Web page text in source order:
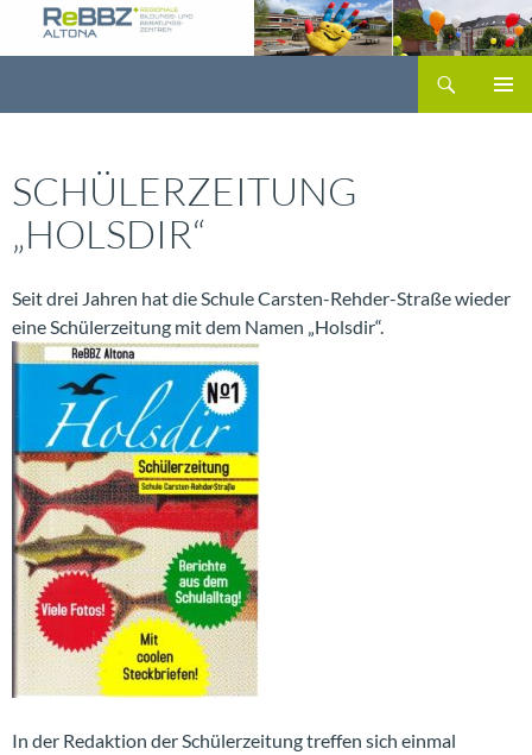
Inhalt
SCHÜLERZEITUNG
„HOLSDIR“
Seit drei Jahren hat die Schule Carsten-Rehder-Straße wieder
eine Schülerzeitung mit dem Namen „Holsdir“.
In der Redaktion der Schülerzeitung treffen sich einmal